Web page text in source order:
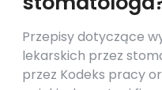
Przepisy dotyczące
lekarskich przez
przez Kodeks pracy